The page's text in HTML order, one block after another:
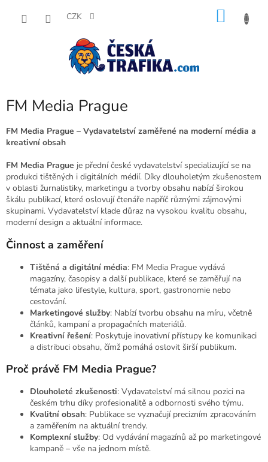
CZK
FM Media Prague
FM Media Prague – Vydavatelství zaměřené na moderní média a
kreativní obsah
FM Media Prague je přední české vydavatelství specializující se na
produkci tištěných i digitálních médií. Díky dlouholetým zkušenostem
v oblasti žurnalistiky, marketingu a tvorby obsahu nabízí širokou
škálu publikací, které oslovují čtenáře napříč různými zájmovými
skupinami. Vydavatelství klade důraz na vysokou kvalitu obsahu,
moderní design a aktuální informace.
Činnost a zaměření
Tištěná a digitální média: FM Media Prague vydává
magazíny, časopisy a další publikace, které se zaměřují na
témata jako lifestyle, kultura, sport, gastronomie nebo
cestování.
Marketingové služby: Nabízí tvorbu obsahu na míru, včetně
článků, kampaní a propagačních materiálů.
Kreativní řešení: Poskytuje inovativní přístupy ke komunikaci
a distribuci obsahu, čímž pomáhá oslovit širší publikum.
Proč právě FM Media Prague?
Dlouholeté zkušenosti: Vydavatelství má silnou pozici na
českém trhu díky profesionalitě a odbornosti svého týmu.
Kvalitní obsah: Publikace se vyznačují precizním zpracováním
a zaměřením na aktuální trendy.
Komplexní služby: Od vydávání magazínů až po marketingové
kampaně – vše na jednom místě.